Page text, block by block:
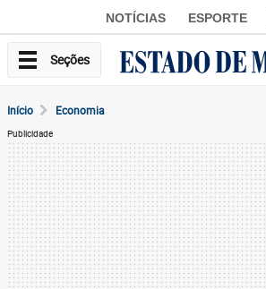
NOTÍCIAS ESPORTE
Seções
Início Economia
Publicidade